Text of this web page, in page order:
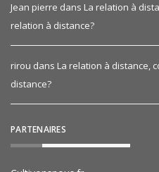
Jean pierre dans La relation à
relation à distance?
rirou dans La relation à distance,
distance?
PARTENAIRES